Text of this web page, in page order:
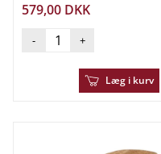
579,00 DKK
- +
Læg i kurv